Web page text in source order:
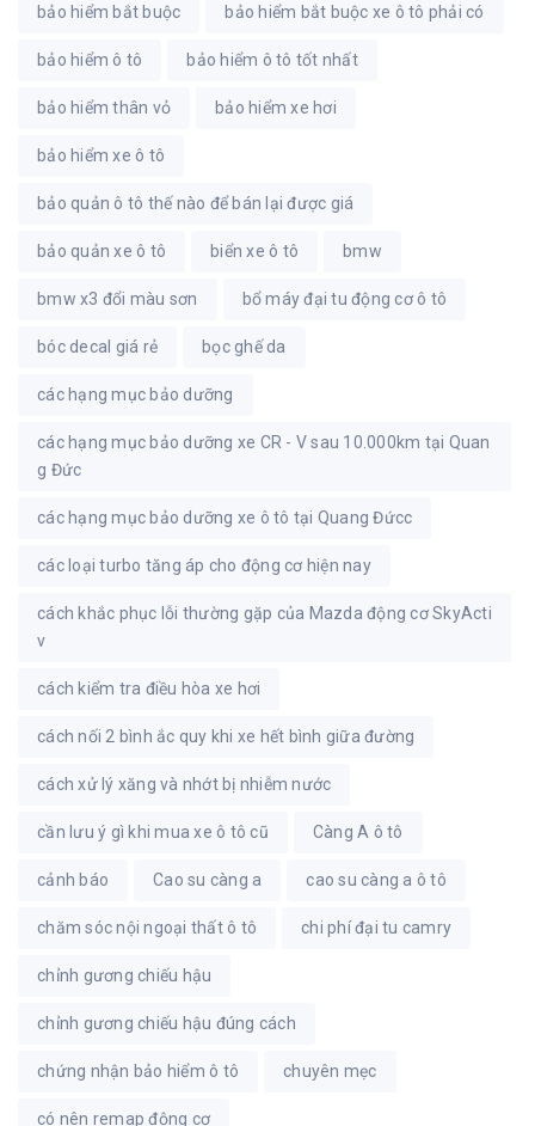
bảo hiểm bắt buộc bảo hiểm bắt buộc xe ô tô phải có
bảo hiểm ô tô bảo hiểm ô tô tốt nhất
bảo hiểm thân vỏ bảo hiểm xe hơi
bảo hiểm xe ô tô
bảo quản ô tô thế nào để bán lại được giá
bảo quản xe ô tô biển xe ô tô bmw
bmw x3 đổi màu sơn bổ máy đại tu động cơ ô tô
bóc decal giá rẻ bọc ghế da
các hạng mục bảo dưỡng
các hạng mục bảo dưỡng xe CR - V sau 10.000km tại Quan
g Đức
các hạng mục bảo dưỡng xe ô tô tại Quang Đứcc
các loại turbo tăng áp cho động cơ hiện nay
cách khắc phục lỗi thường gặp của Mazda động cơ SkyActi
v
cách kiểm tra điều hòa xe hơi
cách nối 2 bình ắc quy khi xe hết bình giữa đường
cách xử lý xăng và nhớt bị nhiễm nước
cần lưu ý gì khi mua xe ô tô cũ Càng A ô tô
cảnh báo Cao su càng a cao su càng a ô tô
chăm sóc nội ngoại thất ô tô chi phí đại tu camry
chỉnh gương chiếu hậu
chỉnh gương chiếu hậu đúng cách
chứng nhận bảo hiểm ô tô chuyên mẹc
có nên remap động cơ